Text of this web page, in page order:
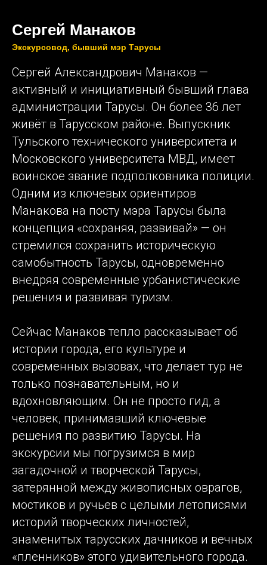
Сергей Манаков
Экскурсовод, бывший мэр Тарусы
Сергей Александрович Манаков —
активный и инициативный бывший глава
администрации Тарусы. Он более 36 лет
живёт в Тарусском районе. Выпускник
Тульского технического университета и
Московского университета МВД, имеет
воинское звание подполковника полиции.
Одним из ключевых ориентиров
Манакова на посту мэра Тарусы была
концепция «сохраняя, развивай» — он
стремился сохранить историческую
самобытность Тарусы, одновременно
внедряя современные урбанистические
решения и развивая туризм.
Сейчас Манаков тепло рассказывает об
истории города, его культуре и
современных вызовах, что делает тур не
только познавательным, но и
вдохновляющим. Он не просто гид, а
человек, принимавший ключевые
решения по развитию Тарусы. На
экскурсии мы погрузимся в мир
загадочной и творческой Тарусы,
затерянной между живописных оврагов,
мостиков и ручьев с целыми летописями
историй творческих личностей,
знаменитых тарусских дачников и вечных
«пленников» этого удивительного города.